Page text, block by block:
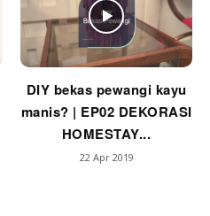
DIY bekas pewangi kayu
manis? | EP02 DEKORASI
HOMESTAY...
22 Apr 2019